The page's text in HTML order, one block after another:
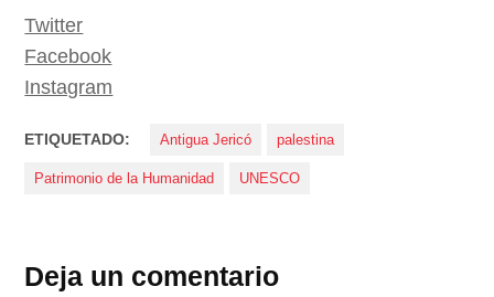
Twitter
Facebook
Instagram
ETIQUETADO: Antigua Jericó palestina
Patrimonio de la Humanidad UNESCO
Deja un comentario